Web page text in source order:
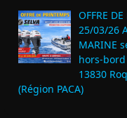
OFFRE
25/03/26
MARINE
hors-bord
13830
(Région PACA)